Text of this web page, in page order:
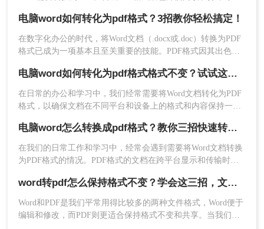
4、转换完成就可以下载看了。
四、使用第三方软件
除了Microsoft Word和在线转换工具外，还有一些
第三方软件可以将Word文档转换为PDF格式。这些
软件通常具有更多的自定义选项和高级功能。下面
以转转大师操作为例。
操作如下：
1、需要批量转换和经常需要处理格式转换的朋友，
可以下载客户端。
是仍然还有很多职场新人不知道怎么转换的，以下是如何将
word转pdf的步骤。希望能帮助到大家。
电脑word如何转化为pdf格式？3招教你轻松搞定！
在数字化办公的时代，将Word文档（.docx或.doc）转换为PDF
格式已成为一项基本且至关重要的技能。PDF格式因其出色的
为了分享、打印和存档文档的理想选择。本文将详细探讨电脑
word如何转化为pdf格式，帮助读者轻松掌握这一技能。
电脑word如何转化为pdf格式格式不变？试试这三种方法吧！
在日常的办公和学习中，我们经常需要将Word文档转化为PDF
格式，以确保文档在不同平台和设备上的格式和内容保持一
排版变形等问题。本文将介绍电脑word如何转化为pdf格式格式
不变。
电脑word怎么转换成pdf格式？教你三招快速转格式！
在我们的日常工作和学习中，经常会遇到需要将Word文档转换
为PDF格式的情况。PDF格式的文档在跨平台显示和传输时具
成为一种常见的需求。那么，电脑word怎么转换成pdf格式呢？
接下来就为大家介绍几种简单实用的方法。
word转pdf怎么保持格式不变？学会这三招，文件排版不用愁！
Word和PDF是我们平常用得比较多的两种文件格式，Word便于
编辑和修改，而PDF则更适合保持格式不变和共享。当我们需